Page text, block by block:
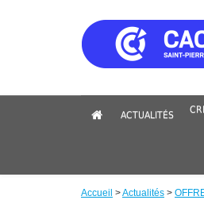
ACTUALITÉS
Accueil >Actualités >